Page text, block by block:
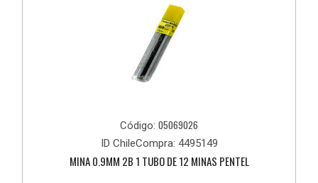
Código: 05069026
ID ChileCompra: 4495149
MINA 0.9MM 2B 1 TUBO DE 12 MINAS PENTEL